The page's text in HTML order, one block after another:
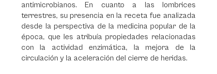
antimicrobianos. En cuanto a las lombrices
terrestres, su presencia en la receta fue analizada
desde la perspectiva de la medicina popular de la
época, que les atribuía propiedades relacionadas
con la actividad enzimática, la mejora de la
circulación y la aceleración del cierre de heridas.